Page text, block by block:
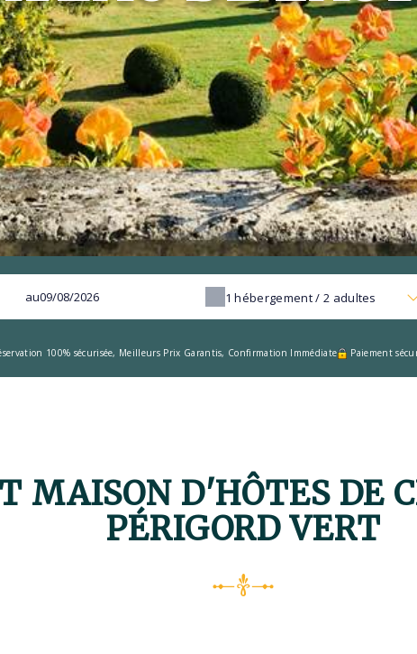
au 1hébergement / 2 adultes
100% sécurisée, Meilleurs Prix Garantis, Confirmation Immédiate Paiement
MAISON D'HÔTES DE
PÉRIGORD VERT